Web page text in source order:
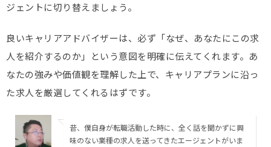
ジェントに切り替えましょう。
良いキャリアアドバイザーは、必ず「なぜ、あなたにこの求
人を紹介するのか」という意図を明確に伝えてくれます。あ
なたの強みや価値観を理解した上で、キャリアプランに沿っ
た求人を厳選してくれるはずです。
昔、僕自身が転職活動した時に、全く話を聞かずに興
味のない業種の求人を送ってきたエージェントがいま